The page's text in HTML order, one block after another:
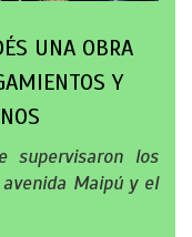
UNA OBRA
Y
supervisaron los
Maipú y el